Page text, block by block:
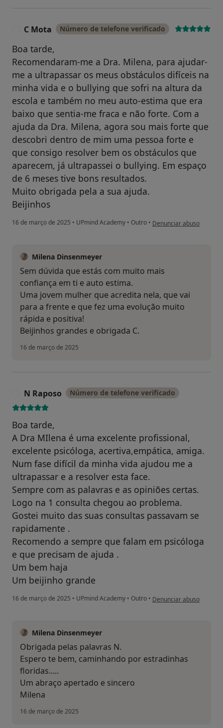
C Mota Número de telefone verificado
Boa tarde,
Recomendaram-me a Dra. Milena, para ajudar-
me a ultrapassar os meus obstáculos difíceis na
minha vida e o bullying que sofri na altura da
escola e também no meu auto-estima que era
baixo que sentia-me fraca e não forte. Com a
ajuda da Dra. Milena, agora sou mais forte que
descobri dentro de mim uma pessoa forte e
que consigo resolver bem os obstáculos que
aparecem, já ultrapassei o bullying. Em espaço
de 6 meses tive bons resultados.
Muito obrigada pela a sua ajuda.
Beijinhos
16 de março de 2025 • UPmind Academy • Outro • na opinião do utilizador
Denunciar abuso
Milena Dinsenmeyer
Sem dúvida que estás com muito mais
confiança em ti e auto estima.
Uma jovem mulher que acredita nela, que vai
para a frente e que fez uma evolução muito
rápida e positiva!
Beijinhos grandes e obrigada C.
16 de março de 2025
N Raposo Número de telefone verificado
Boa tarde,
A Dra MIlena é uma excelente profissional,
excelente psicóloga, acertiva,empática, amiga.
Num fase difícil da minha vida ajudou me a
ultrapassar e a resolver esta face.
Sempre com as palavras e as opiniões certas.
Logo na 1 consulta chegou ao problema.
Gostei muito das suas consultas passavam se
rapidamente .
Recomendo a sempre que falam em psicóloga
e que precisam de ajuda .
Um bem haja
Um beijinho grande
16 de março de 2025 • UPmind Academy • Outro • na opinião do utilizador
Denunciar abuso
Milena Dinsenmeyer
Obrigada pelas palavras N.
Espero te bem, caminhando por estradinhas
floridas.....
Um abraço apertado e sincero
Milena
16 de março de 2025